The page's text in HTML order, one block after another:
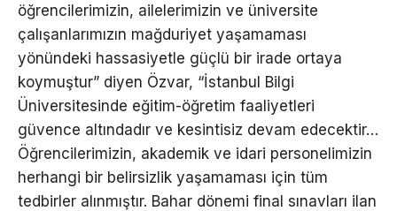
öğrencilerimizin, ailelerimizin ve üniversite
çalışanlarımızın mağduriyet yaşamaması
yönündeki hassasiyetle güçlü bir irade ortaya
koymuştur” diyen Özvar, “İstanbul Bilgi
Üniversitesinde eğitim-öğretim faaliyetleri
güvence altındadır ve kesintisiz devam edecektir…
Öğrencilerimizin, akademik ve idari personelimizin
herhangi bir belirsizlik yaşamaması için tüm
tedbirler alınmıştır. Bahar dönemi final sınavları ilan